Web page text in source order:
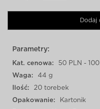
Parametry:
Kat. cenowa:
50 PLN - 100
Waga:
44 g
Ilość:
20 torebek
Opakowanie:
Kartonik